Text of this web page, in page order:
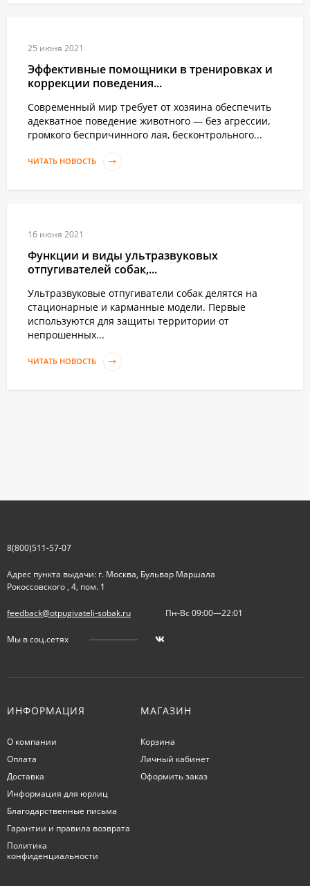
25 июня 2021
Эффективные помощники в тренировках и
коррекции поведения...
Современный мир требует от хозяина обеспечить
адекватное поведение животного — без агрессии,
громкого беспричинного лая, бесконтрольного...
ЧИТАТЬ НОВОСТЬ
16 июня 2021
Функции и виды ультразвуковых
отпугивателей собак,...
Ультразвуковые отпугиватели собак делятся на
стационарные и карманные модели. Первые
используются для защиты территории от
непрошенных...
ЧИТАТЬ НОВОСТЬ
8(800)511-57-07
Адрес пункта выдачи: г. Москва, Бульвар Маршала
Рокоссовского , 4, пом. 1
feedback@otpugivateli-sobak.ru Пн-Вс 09:00—22:01
Мы в соц.сетях
ИНФОРМАЦИЯ
О компании
Оплата
Доставка
Информация для юрлиц
Благодарственные письма
Гарантии и правила возврата
Политика
конфиденциальности
МАГАЗИН
Корзина
Личный кабинет
Оформить заказ